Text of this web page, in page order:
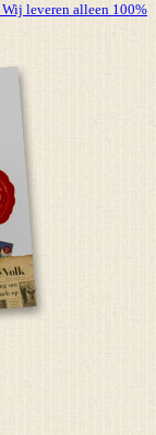
leveren alleen 100%